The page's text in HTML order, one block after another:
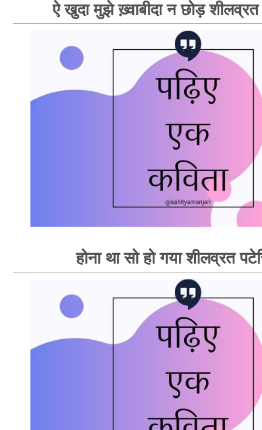
ऐ खुदा मुझे ख़्वाबीदा न छोड़ शीलव्रत
होना था सो हो गया शीलव्रत